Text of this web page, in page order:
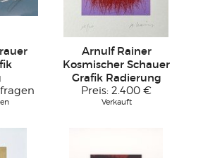
Arnulf Rainer
Kosmischer Schauer
Grafik Radierung
Preis: 2.400 €
Verkauft